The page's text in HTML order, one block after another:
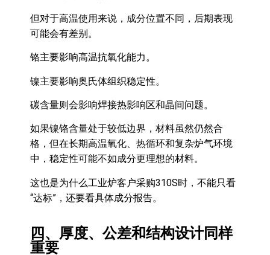
但对于高温使用来说，成分位置不同，后期表现
可能会有差别。
铬主要影响高温抗氧化能力。
镍主要影响奥氏体组织稳定性。
碳含量则会影响焊接热影响区和晶间问题。
如果镍铬含量处于较低边界，材料虽然仍然合
格，但在长期高温氧化、热循环和复杂炉气环境
中，稳定性可能不如成分更理想的材料。
这也是为什么工业炉客户采购310S时，不能只看
“达标”，还要看具体成分报告。
四、厚度、公差和结构设计同样
重要